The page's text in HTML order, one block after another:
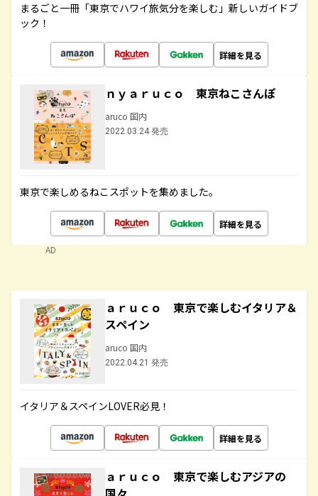
まるごと一冊「東京でハワイ旅気分を楽しむ」新しいガイドブ
ック！
詳細を見る
ｎｙａｒｕｃｏ 東京ねこさんぽ
aruco 国内
2022.03.24 発売
東京で楽しめるねこスポットを集めました。
詳細を見る
AD
ａｒｕｃｏ 東京で楽しむイタリア＆
スペイン
aruco 国内
2022.04.21 発売
イタリア＆スペインLOVER必見！
詳細を見る
ａｒｕｃｏ 東京で楽しむアジアの